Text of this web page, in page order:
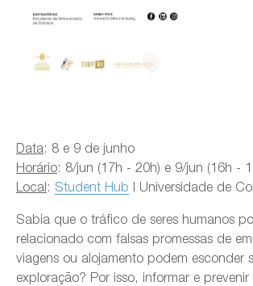
Data: 8 e 9 de junho
Horário: 8/jun (17h - 20h) e 9/jun (16h -
Local: Student Hub | Universidade de
Sabia que o tráfico de seres humanos
relacionado com falsas promessas de
viagens ou alojamento podem esconder
exploração? Por isso, informar e prevenir